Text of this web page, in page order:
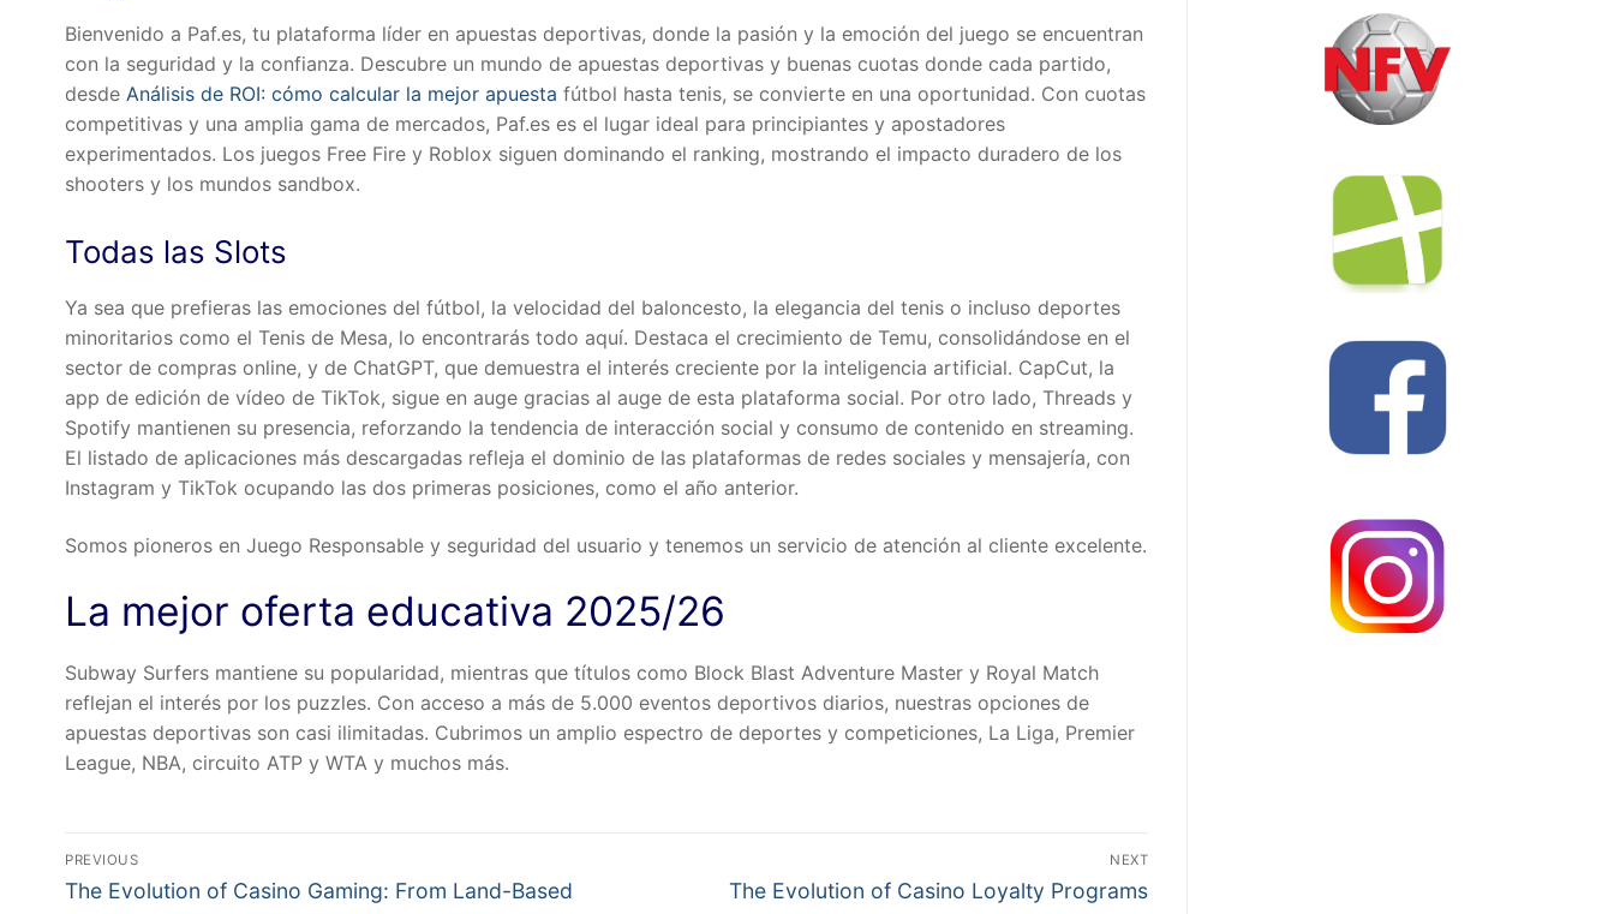
Bienvenido a Paf.es, tu plataforma líder en apuestas deportivas, donde la pasión y la emoción del juego se encuentran
con la seguridad y la confianza. Descubre un mundo de apuestas deportivas y buenas cuotas donde cada partido,
desde Análisis de ROI: cómo calcular la mejor apuesta fútbol hasta tenis, se convierte en una oportunidad. Con cuotas
competitivas y una amplia gama de mercados, Paf.es es el lugar ideal para principiantes y apostadores
experimentados. Los juegos Free Fire y Roblox siguen dominando el ranking, mostrando el impacto duradero de los
shooters y los mundos sandbox.
Todas las Slots
Ya sea que prefieras las emociones del fútbol, la velocidad del baloncesto, la elegancia del tenis o incluso deportes
minoritarios como el Tenis de Mesa, lo encontrarás todo aquí. Destaca el crecimiento de Temu, consolidándose en el
sector de compras online, y de ChatGPT, que demuestra el interés creciente por la inteligencia artificial. CapCut, la
app de edición de vídeo de TikTok, sigue en auge gracias al auge de esta plataforma social. Por otro lado, Threads y
Spotify mantienen su presencia, reforzando la tendencia de interacción social y consumo de contenido en streaming.
El listado de aplicaciones más descargadas refleja el dominio de las plataformas de redes sociales y mensajería, con
Instagram y TikTok ocupando las dos primeras posiciones, como el año anterior.
Somos pioneros en Juego Responsable y seguridad del usuario y tenemos un servicio de atención al cliente excelente.
La mejor oferta educativa 2025/26
Subway Surfers mantiene su popularidad, mientras que títulos como Block Blast Adventure Master y Royal Match
reflejan el interés por los puzzles. Con acceso a más de 5.000 eventos deportivos diarios, nuestras opciones de
apuestas deportivas son casi ilimitadas. Cubrimos un amplio espectro de deportes y competiciones, La Liga, Premier
League, NBA, circuito ATP y WTA y muchos más.
Post
navigation
PREVIOUS
Previous
The Evolution of Casino Gaming: From Land-Based
NEXT
Next
The Evolution of Casino Loyalty Programs